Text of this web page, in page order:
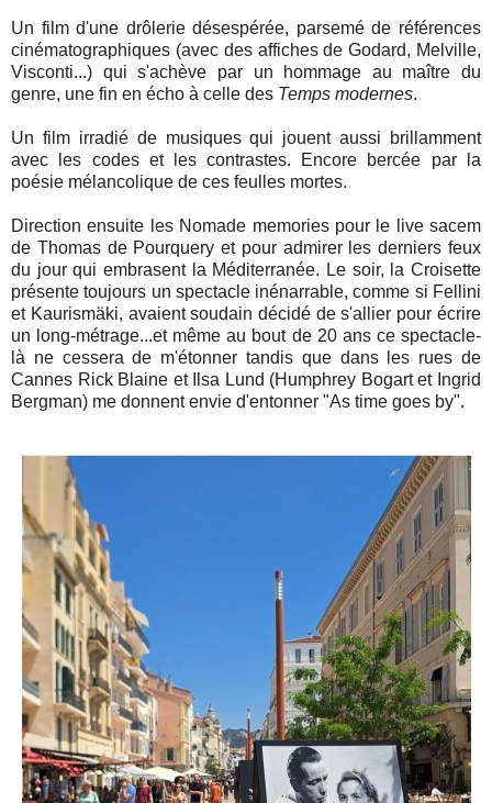
Un film d'une drôlerie désespérée, parsemé de références
cinématographiques (avec des affiches de Godard, Melville,
Visconti...) qui s'achève par un hommage au maître du
genre, une fin en écho à celle des Temps modernes.
Un film irradié de musiques qui jouent aussi brillamment
avec les codes et les contrastes. Encore bercée par la
poésie mélancolique de ces feulles mortes.
Direction ensuite les Nomade memories pour le live sacem
de Thomas de Pourquery et pour admirer les derniers feux
du jour qui embrasent la Méditerranée. Le soir, la Croisette
présente toujours un spectacle inénarrable, comme si Fellini
et Kaurismäki, avaient soudain décidé de s'allier pour écrire
un long-métrage...et même au bout de 20 ans ce spectacle-
là ne cessera de m'étonner tandis que dans les rues de
Cannes Rick Blaine et Ilsa Lund (Humphrey Bogart et Ingrid
Bergman) me donnent envie d'entonner "As time goes by".